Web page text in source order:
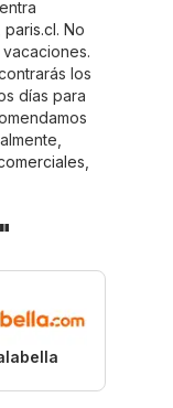
paris.cl. No
los
días para